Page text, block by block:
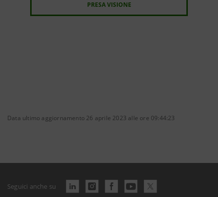
PRESA VISIONE
Data ultimo aggiornamento 26 aprile 2023 alle ore 09:44:23
Seguici anche su